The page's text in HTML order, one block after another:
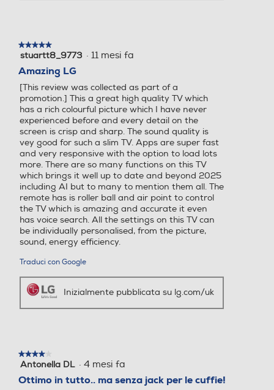
Dotazioni - Personalizzazioni
Occhiali 3D inclusi
Accessori in dotazione
Y
Dimensioni - Peso
Altezza senza base-mm
716
Profondita' senza base-mm
29,7
Peso senza base-Kg
Altezza-mm
786
Numero HDMI Totali
4
HDMI ARC HDMI ARC
Numero porte USB
2
Numero porte USB
USB Rec (PVR) USB Rec (PVR)
Interfaccia YUV Interfaccia YUV
★★★★★
★★★★★
5
5
stelle.
stuartt8_9773 · 11 mesi fa
Amazing LG
[This review was collected as part of a
promotion.] This a great high quality TV which
has a rich colourful picture which I have never
experienced before and every detail on the
screen is crisp and sharp. The sound quality is
vey good for such a slim TV. Apps are super fast
and very responsive with the option to load lots
more. There are so many functions on this TV
which brings it well up to date and beyond 2025
including AI but to many to mention them all. The
remote has is roller ball and air point to control
the TV which is amazing and accurate it even
has voice search. All the settings on this TV can
be individually personalised, from the picture,
sound, energy efficiency.
Traduci con Google
Inizialmente pubblicata su lg.com/uk
★★★★★
★★★★★
4
5
Antonella DL · 4 mesi fa
Ottimo in tutto.. ma senza jack per le cuffie!